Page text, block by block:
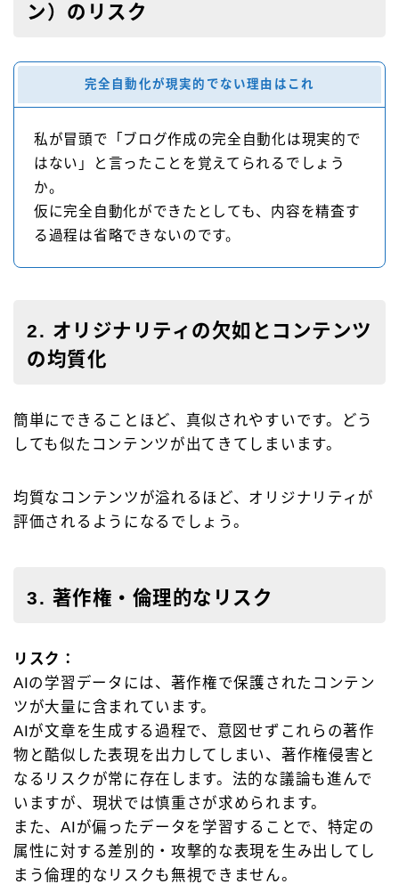
ン）のリスク
完全自動化が現実的でない理由はこれ
私が冒頭で「ブログ作成の完全自動化は現実的で
はない」と言ったことを覚えてられるでしょう
か。
仮に完全自動化ができたとしても、内容を精査す
る過程は省略できないのです。
2. オリジナリティの欠如とコンテンツ
の均質化
簡単にできることほど、真似されやすいです。どう
しても似たコンテンツが出てきてしまいます。
均質なコンテンツが溢れるほど、オリジナリティが
評価されるようになるでしょう。
3. 著作権・倫理的なリスク
リスク：
AIの学習データには、著作権で保護されたコンテン
ツが大量に含まれています。
AIが文章を生成する過程で、意図せずこれらの著作
物と酷似した表現を出力してしまい、著作権侵害と
なるリスクが常に存在します。法的な議論も進んで
いますが、現状では慎重さが求められます。
また、AIが偏ったデータを学習することで、特定の
属性に対する差別的・攻撃的な表現を生み出してし
まう倫理的なリスクも無視できません。